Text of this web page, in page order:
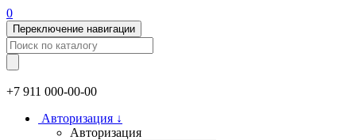
0
Переключение навигации
+7 911 000-00-00
Авторизация ↓
Авторизация